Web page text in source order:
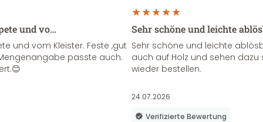
und vo…
und vom Kleister. Feste ,gut
passte auch.
Sehr schöne und leichte
Sehr schöne und leichte
auch auf Holz und sehen
wieder bestellen.
24.07.2026
Verifizierte Bewertung